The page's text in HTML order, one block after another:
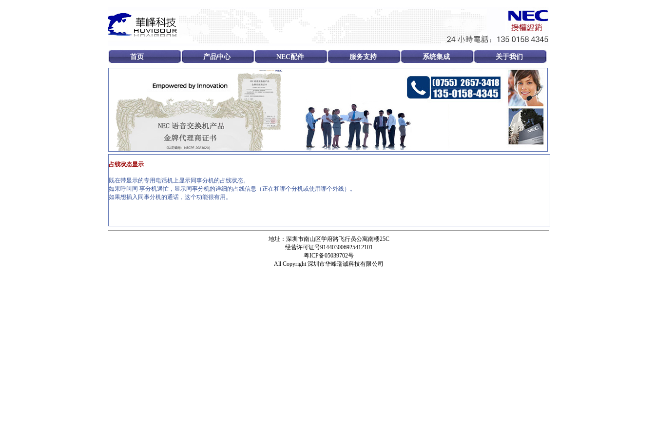
首页 产品中心 NEC配件 服务支持 系统集成 关于我们
占线状态显示
既在带显示的专用电话机上显示同事分机的占线状态。
如果呼叫同 事分机遇忙，显示同事分机的详细的占线信息（正在和哪个分机或使用哪个外线）。
如果想插入同事分机的通话，这个功能很有用。
地址：深圳市南山区学府路飞行员公寓南楼25C
经营许可证号914403006925412101
粤ICP备05039702号
All Copyright 深圳市华峰瑞诚科技有限公司